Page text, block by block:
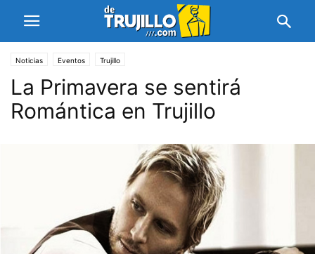
Noticias Eventos Trujillo
La Primavera se sentirá
Romántica en Trujillo